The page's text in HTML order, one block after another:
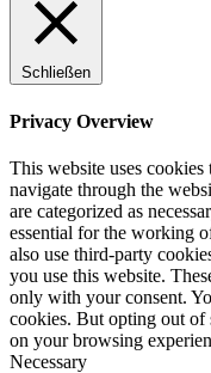
Schließen
Privacy Overview
This website uses
navigate through the
are categorized as
essential for the working
also use third-party
you use this website.
only with your consent.
cookies. But opting out of
on your browsing
Necessary